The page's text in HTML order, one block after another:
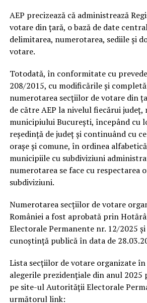
AEP precizează că administrează
votare din țară, o bază de date
delimitarea, numerotarea, sediile și
votare.
Totodată, în conformitate cu
208/2015, cu modificările și
numerotarea secțiilor de votare din
de către AEP la nivelul fiecărui județ,
municipiului București, începând cu
reședință de județ și continuând cu
orașe și comune, în ordinea
municipiile cu subdiviziuni
numerotarea se face cu respectarea
subdiviziuni.
Numerotarea secțiilor de votare
României a fost aprobată prin
Electorale Permanente nr. 12/2025
cunoștință publică în data de
Lista secțiilor de votare organizate
alegerile prezidențiale din anul
pe site-ul Autorității Electorale
următorul link: